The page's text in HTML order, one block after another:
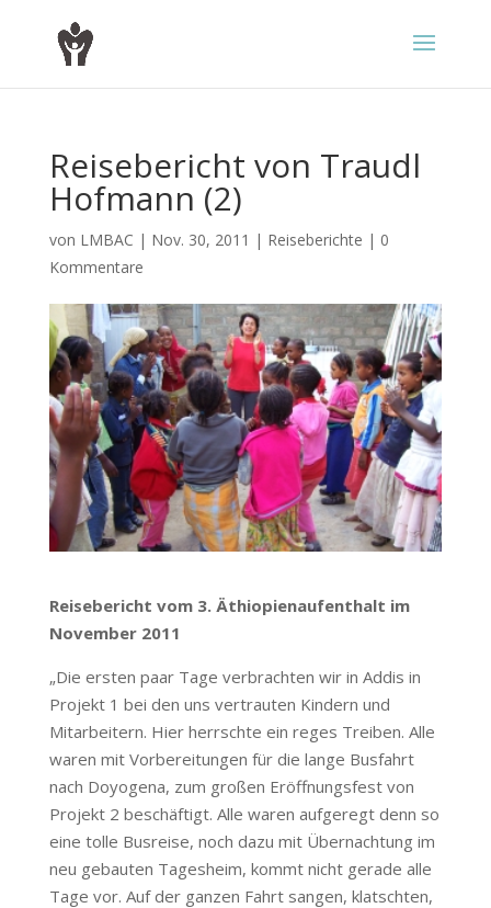
Reisebericht von Traudl
Hofmann (2)
von LMBAC | Nov. 30, 2011 | Reiseberichte | 0
Kommentare
Reisebericht vom 3. Äthiopienaufenthalt im
November 2011
„Die ersten paar Tage verbrachten wir in Addis in
Projekt 1 bei den uns vertrauten Kindern und
Mitarbeitern. Hier herrschte ein reges Treiben. Alle
waren mit Vorbereitungen für die lange Busfahrt
nach Doyogena, zum großen Eröffnungsfest von
Projekt 2 beschäftigt. Alle waren aufgeregt denn so
eine tolle Busreise, noch dazu mit Übernachtung im
neu gebauten Tagesheim, kommt nicht gerade alle
Tage vor. Auf der ganzen Fahrt sangen, klatschten,